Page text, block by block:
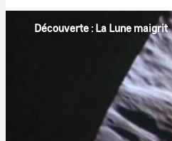
Découverte : La Lune maigrit